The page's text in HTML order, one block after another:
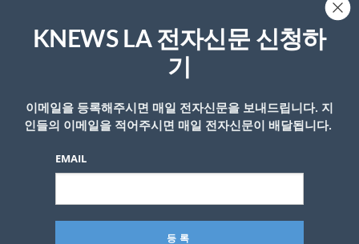
답글 남기기
이메일 주소는 공개되지 않습니다.
*
KNEWS LA 전자신문 신청하
기
이메일을 등록해주시면 매일 전자신문을 보내드립니다. 지
인들의 이메일을 적어주시면 매일 전자신문이 배달됩니다.
EMAIL